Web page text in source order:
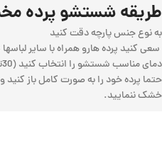
طریقه شستشو پرده
به نوع جنس پارچه دقت کنید
سعی کنید پرده هارو همراه با سایر
دمای مناسب شستشو را انتخاب کنید (30تا40 درجه)
حتما پرده خود را به صورت کامل باز
خشک ننمایید.